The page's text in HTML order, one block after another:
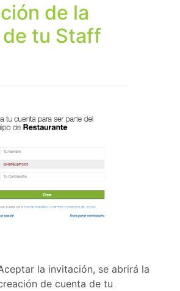
de la
tu Staff
la invitación, se abrirá la
de cuenta de tu